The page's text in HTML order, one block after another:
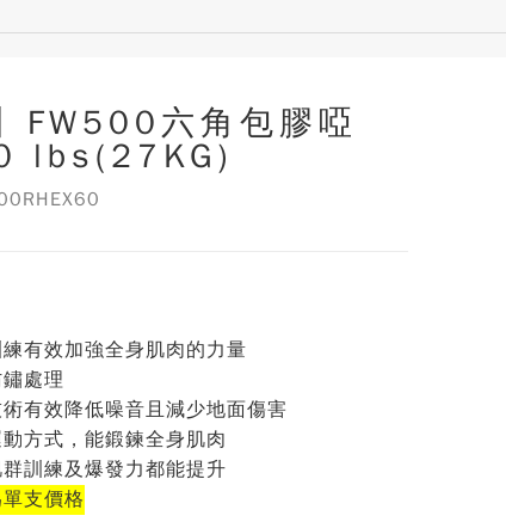
FW500六角包膠啞
lbs(27KG)
有效加強全身肌肉的力量
處理
有效降低噪音且減少地面傷害
方式，能鍛鍊全身肌肉
訓練及爆發力都能提升
支價格